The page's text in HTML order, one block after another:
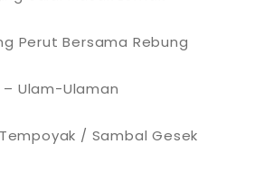
Perut Bersama Rebung
– Ulam-Ulaman
/ Sambal Gesek